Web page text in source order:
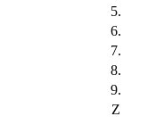
5.
6.
7.
8.
9.
Z